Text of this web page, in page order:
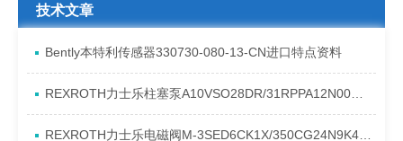
技术文章
Bently本特利传感器330730-080-13-CN进口特点资料
REXROTH力士乐柱塞泵A10VSO28DR/31RPPA12N00产品资料简介
REXROTH力士乐电磁阀M-3SED6CK1X/350CG24N9K4进口现货介绍